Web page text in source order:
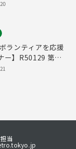
・トークセッショ
ランティアを応援
ー】R50129 第１
当